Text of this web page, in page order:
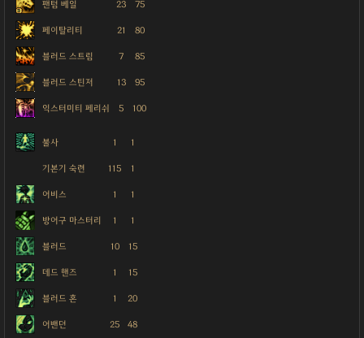
팬텀 베일 23 75
페이탈리티 21 80
블러드 스트림 7 85
블러드 스틴저 13 95
익스터미티 페리쉬 5 100
불사 1 1
기본기 숙련 115 1
어비스 1 1
방어구 마스터리 1 1
블러드 10 15
데드 핸즈 1 15
블러드 혼 1 20
어밴던 25 48